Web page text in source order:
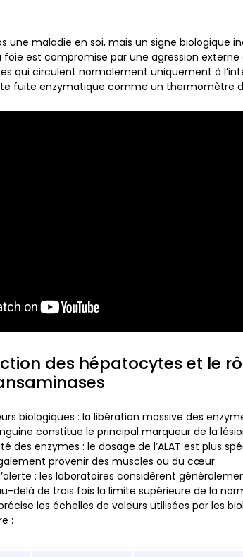
une maladie en soi, mais un signe biologique
foie est compromise par une agression
qui circulent normalement uniquement à
fuite enzymatique comme un thermomètre
des hépatocytes et le
biologiques : la libération massive des
constitue le principal marqueur de la
des enzymes : le dosage de l’ALAT est plus
provenir des muscles ou du cœur.
: les laboratoires considèrent
delà de trois fois la limite supérieure de la
les échelles de valeurs utilisées par les
: